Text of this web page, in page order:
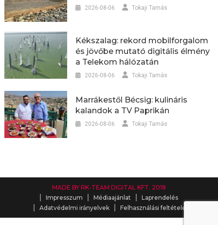
2026-08-06 Tokaji Tamás
Kékszalag: rekord mobilforgalom
és jövőbe mutató digitális élmény
a Telekom hálózatán
2026-08-06 Tokaji Tamás
Marrákestől Bécsig: kulináris
kalandok a TV Paprikán
2026-08-06 Tokaji Tamás
MADE BY RK-TEAM DIGITAL KFT. 2018
Impresszum
Médiaajánlat
Laprendelés
Adatvédelmi irányelvek
Felhasználási feltételek